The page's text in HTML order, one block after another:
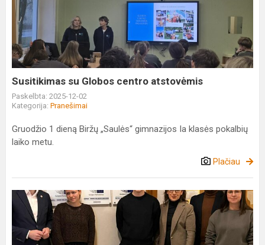
Globos
centro
atstovėmis
Susitikimas su Globos centro atstovėmis
Paskelbta: 2025-12-02
Kategorija: Pranešimai
Gruodžio 1 dieną Biržų „Saulės“ gimnazijos Ia klasės pokalbių
laiko metu.
Plačiau
Mokykla
Europos
Parlamento